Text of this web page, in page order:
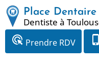
Aller
au
contenu
principal
Place Dentaire
Dentiste à
ads_click Prendre RDV phone_iphone